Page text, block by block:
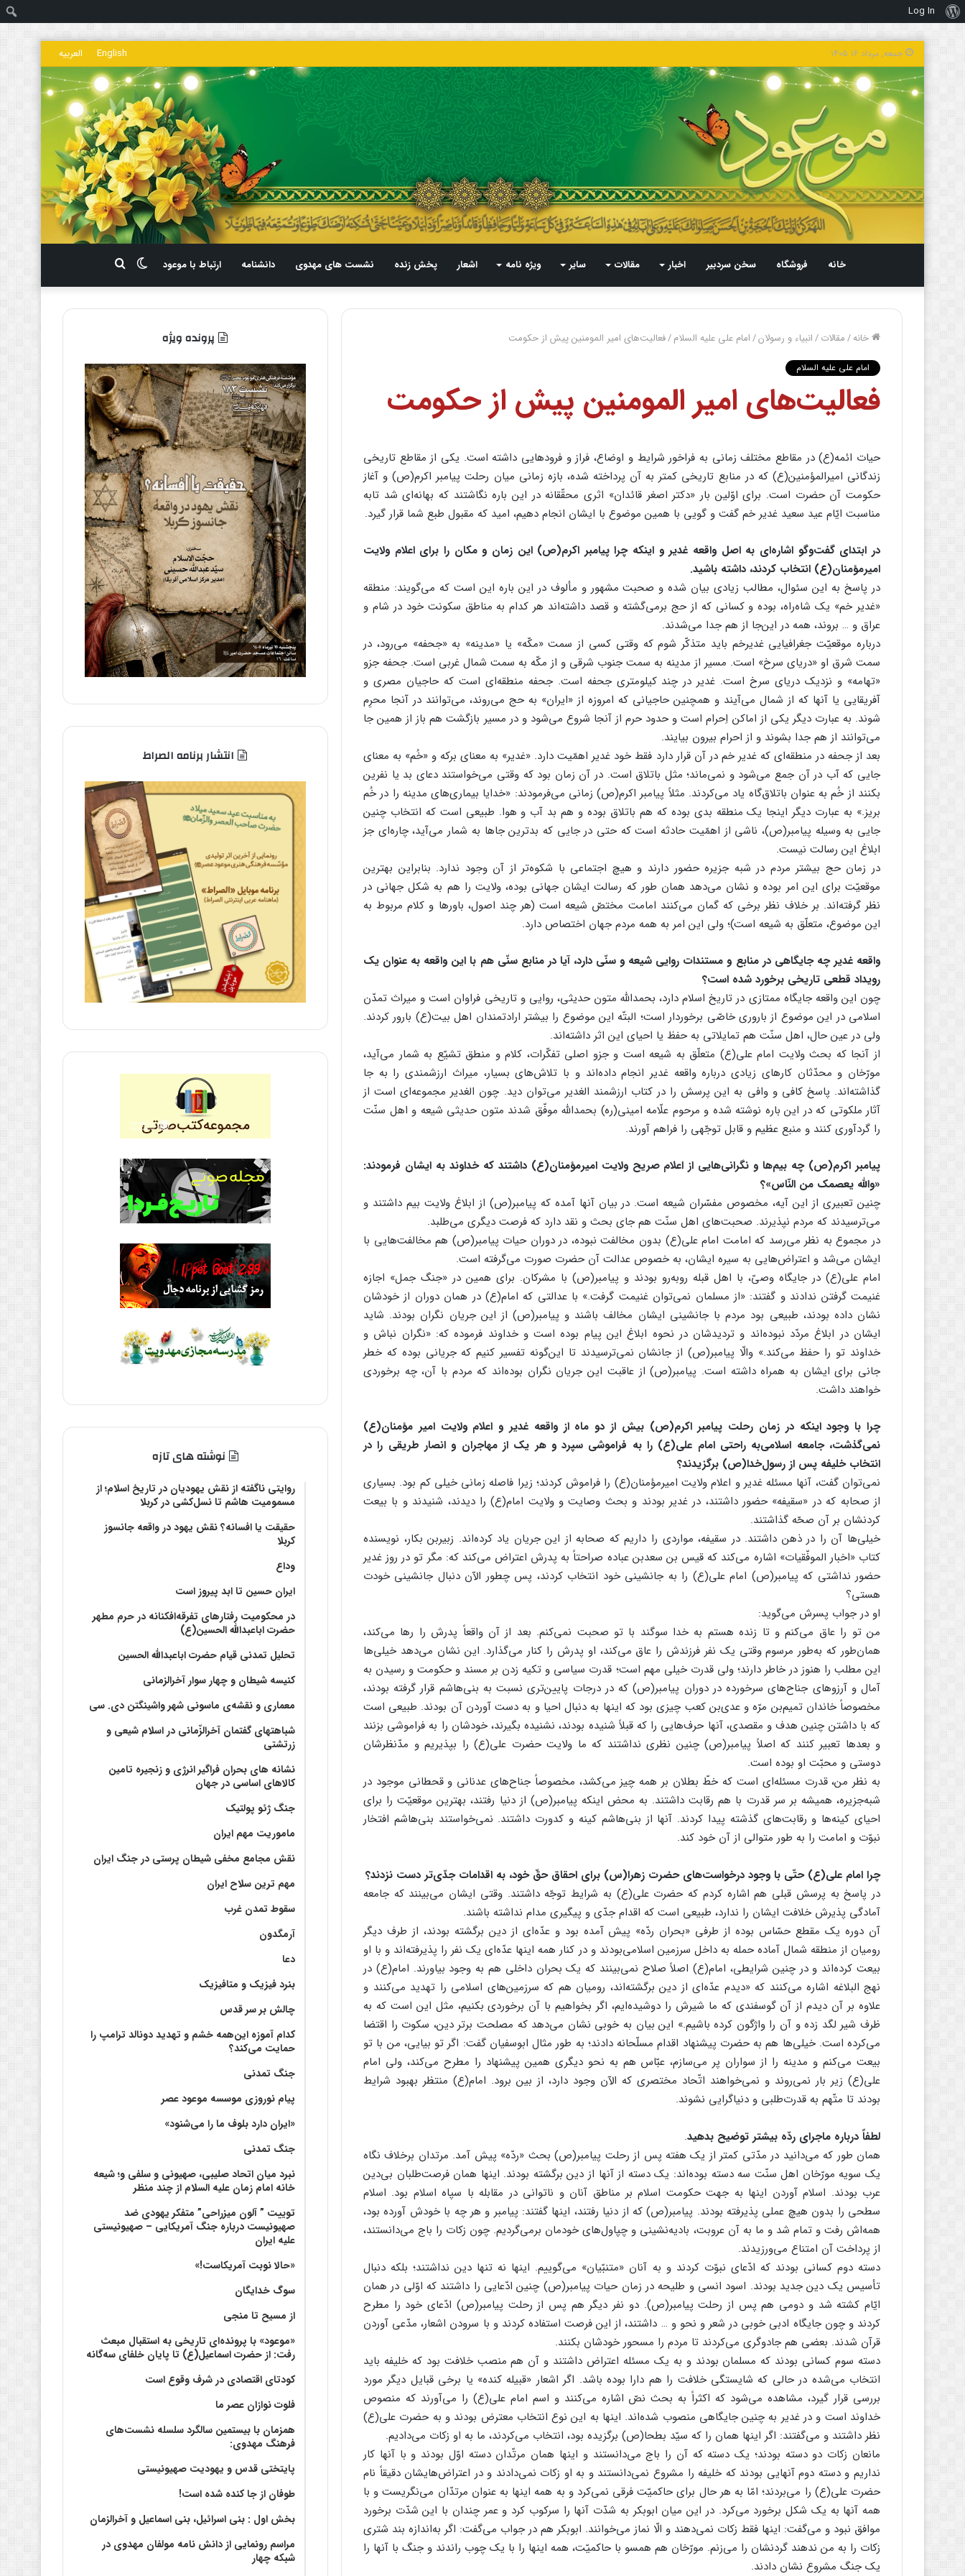
درباره
وردپرس
Log In
جمعه, مرداد ۱۶ ۱۴۰۵ English العربیه
خانه فروشگاه سخن سردبیر اخبار مقالات سایر ویژه نامه اشعار پخش زنده نشست های مهدوی دانشنامه ارتباط با موعود
برای
تغییر
پوسته
خانه/مقالات/انبیاء و رسولان/امام علی علیه السلام/فعالیت‌های امیر المومنین پیش از حکومت
امام علی علیه السلام
فعالیت‌های امیر المومنین پیش از حکومت
حیات ائمه(ع) در مقاطع مختلف زمانی به فراخور شرایط و اوضاع، فراز و فرودهایی داشته است. یکی از مقاطع تاریخی
زندگانی امیرالمؤمنین(ع) که در منابع تاریخی کمتر به آن پرداخته شده، بازه زمانی میان رحلت پیامبر اکرم(ص) و آغاز
حکومت آن حضرت است. برای اوّلین بار «دکتر اصغر قائدان» اثری محقّقانه در این باره نگاشتند که بهانه‌ای شد تابه
مناسبت ایّام عید سعید غدیر خم گفت و گویی با همین موضوع با ایشان انجام دهیم، امید که مقبول طبع شما قرار گیرد.
در ابتدای گفت‌وگو اشاره‌ای به اصل واقعه غدیر و اینکه چرا پیامبر اکرم(ص) این زمان و مکان را برای اعلام ولایت
امیرمؤمنان(ع) انتخاب کردند، داشته باشید.
در پاسخ به این سئوال، مطالب زیادی بیان شده و صحبت مشهور و مألوف در این باره این است که می‌گویند: منطقه
«غدیر خم» یک شاه‌راه، بوده و کسانی که از حج برمی‌گشته‌ و قصد داشته‌اند هر کدام به مناطق سکونت خود در شام و
عراق و … بروند، همه در این‌جا از هم جدا می‌شدند.
درباره موقعیّت جغرافیایی غدیرخم باید متذکّر شوم که وقتی کسی از سمت «مکّه» یا «مدینه» به «جحفه» می‌رود، در
سمت شرق او «دریای سرخ» است. مسیر از مدینه به سمت جنوب شرقی و از مکّه به سمت شمال غربی است. جحفه جزو
«تهامه» و نزدیک دریای سرخ است. غدیر در چند کیلومتری جحفه است. جحفه منطقه‌ای است که حاجیان مصری و
آفریقایی یا آنها که از شمال می‌آیند و همچنین حاجیانی که امروزه از «ایران» به حج می‌روند، می‌توانند در آنجا محرِم
شوند. به عبارت دیگر یکی از اماکن اِحرام است و حدود حرم از آنجا شروع می‌شود و در مسیر بازگشت هم باز از همین جا
می‌توانند از هم جدا بشوند و از احرام بیرون بیایند.
بعد از جحفه در منطقه‌ای که غدیر خم در آن قرار دارد فقط خود غدیر اهمّیت دارد. «غدیر» به معنای برکه‌ و «خُم» به معنای
جایی که آب در آن جمع می‌شود و نمی‌ماند؛ مثل باتلاق است. در آن زمان بود که وقتی می‌خواستند دعای بد یا نفرین
بکنند از خُم به عنوان باتلاق‌گاه یاد می‌کردند. مثلاً پیامبر اکرم(ص) زمانی می‌فرمودند: «خدایا بیماری‌های مدینه را در خُم
بریز.» به عبارت دیگر اینجا یک منطقه بدی بوده که هم باتلاق بوده و هم بد آب و هوا. طبیعی است که انتخاب چنین
جایی به وسیله پیامبر(ص)، ناشی از اهمّیت حادثه است که حتی در جایی که بدترین جاها به شمار می‌آید، چاره‌ای جز
ابلاغ این رسالت نیست.
در زمان حج بیشتر مردم در شبه جزیره حضور دارند و هیچ اجتماعی با شکوه‌تر از آن وجود ندارد. بنابراین بهترین
موقعیّت برای این امر بوده و نشان می‌دهد همان طور که رسالت ایشان جهانی بوده، ولایت را هم به شکل جهانی در
نظر گرفته‌اند. بر خلاف نظر برخی که گمان می‌کنند امامت مختصّ شیعه است (هر چند اصول، باورها و کلام مربوط به
این موضوع، متعلّق به شیعه است)؛ ولی این امر به همه مردم جهان اختصاص دارد.
واقعه غدیر چه جایگاهی در منابع و مستندات روایی شیعه و سنّی دارد، آیا در منابع سنّی هم با این واقعه به عنوان یک
رویداد قطعی تاریخی برخورد شده است؟
چون این واقعه جایگاه ممتازی در تاریخ اسلام دارد، بحمدالله متون حدیثی، روایی و تاریخی فراوان است و میراث تمدّن
اسلامی در این موضوع از باروری خاصّی برخوردار است؛ البتّه این موضوع را بیشتر ارادتمندان اهل بیت(ع) بارور کردند.
ولی در عین حال، اهل سنّت هم تمایلاتی به حفظ یا احیای این اثر داشته‌اند.
از آنجا که بحث ولایت امام علی(ع) متعلّق به شیعه است و جزو اصلی تفکّرات، کلام و منطق تشیّع به شمار می‌آید،
مورّخان و محدّثان کارهای زیادی درباره واقعه غدیر انجام داده‌اند و با تلاش‌های بسیار، میراث ارزشمندی را به جا
گذاشته‌اند. پاسخ کافی و وافی به این پرسش را در کتاب ارزشمند الغدیر می‌توان دید. چون الغدیر مجموعه‌ای است از
آثار ملکوتی که در این باره نوشته شده و مرحوم علّامه امینی(ره) بحمدالله موفّق شدند متون حدیثی شیعه و اهل سنّت
را گردآوری کنند و منبع عظیم و قابل توجّهی را فراهم آورند.
پیامبر اکرم(ص) چه بیم‌ها و نگرانی‌هایی از اعلام صریح ولایت امیرمؤمنان(ع) داشتند که خداوند به ایشان فرمودند:
«والله یعصمک من النّاس»؟
چنین تعبیری از این آیه، مخصوص مفسّران شیعه است. در بیان آنها آمده که پیامبر(ص) از ابلاغ ولایت بیم داشتند و
می‌ترسیدند که مردم نپذیرند. صحبت‌های اهل‌ سنّت هم جای بحث و نقد دارد که فرصت دیگری می‌طلبد.
در مجموع به نظر می‌رسد که امامت امام علی(ع) بدون مخالفت نبوده، در دوران حیات پیامبر(ص) هم مخالفت‌هایی با
ایشان می‌شد و اعتراض‌هایی به سیره ایشان، به خصوص عدالت آن حضرت صورت می‌گرفته است.
امام علی(ع) در جایگاه وصیّ، با اهل قبله روبه‌رو بودند و پیامبر(ص) با مشرکان. برای همین در «جنگ جمل» اجازه
غنیمت گرفتن ندادند و گفتند: «از مسلمان نمی‌توان غنیمت گرفت.» با عدالتی که امام(ع) در همان دوران از خودشان
نشان داده بودند، طبیعی بود مردم با جانشینی ایشان مخالف باشند و پیامبر(ص) از این جریان نگران بودند. شاید
ایشان در ابلاغ مردّد نبوده‌اند و تردیدشان در نحوه ابلاغ این پیام بوده است و خداوند فرموده که: «نگران نباش و
خداوند تو را حفظ می‌کند.» والّا پیامبر(ص) از جانشان نمی‌ترسیدند تا این‌گونه تفسیر کنیم که جریانی بوده که خطر
جانی برای ایشان به همراه داشته است. پیامبر(ص) از عاقبت این جریان نگران بوده‌اند که مردم با آن، چه برخوردی
خواهند داشت.
چرا با وجود اینکه در زمان رحلت پیامبر اکرم(ص) بیش از دو ماه از واقعه غدیر و اعلام ولایت امیر مؤمنان(ع)
نمی‌گذشت، جامعه اسلامی‌به راحتی امام علی(ع) را به فراموشی سپرد و هر یک از مهاجران و انصار طریقی را در
انتخاب خلیفه پس از رسول‌خدا(ص) برگزیدند؟
نمی‌توان گفت، آنها مسئله غدیر و اعلام ولایت امیرمؤمنان(ع) را فراموش کردند؛ زیرا فاصله زمانی خیلی کم بود. بسیاری
از صحابه که در «سقیفه» حضور داشتند، در غدیر بودند و بحث وصایت و ولایت امام(ع) را دیدند، شنیدند و با بیعت
کردنشان بر آن صحّه گذاشتند.
خیلی‌ها آن را در ذهن داشتند. در سقیفه، مواردی را داریم که صحابه از این جریان یاد کرده‌اند. زبیربن بکار، نویسنده
کتاب «اخبار الموفّقیات» اشاره می‌کند که قیس بن سعدبن عباده صراحتاً به پدرش اعتراض می‌کند که: مگر تو در روز غدیر
حضور نداشتی که پیامبر(ص) امام علی(ع) را به جانشینی خود انتخاب کردند، پس چطور الآن دنبال جانشینی خودت
هستی؟
او در جواب پسرش می‌گوید:
من تو را عاق می‌کنم و تا زنده هستم به خدا سوگند با تو صحبت نمی‌کنم. بعد از آن واقعاً پدرش را رها می‌کند،
همان‌طور که به‌طور مرسوم وقتی یک نفر فرزندش را عاق می‌کند، او پدرش را کنار می‌گذارد. این نشان می‌دهد خیلی‌ها
این مطلب را هنوز در خاطر دارند؛ ولی قدرت خیلی مهم است؛ قدرت سیاسی و تکیه زدن بر مسند و حکومت و رسیدن به
آمال و آرزوهای جناح‌های سرخورده در دوران پیامبر(ص) که در درجات پایین‌تری نسبت به بنی‌هاشم قرار گرفته بودند،
مخصوصاً خاندان تمیم‌بن مرّه و عدی‌بن کعب چیزی بود که اینها به دنبال احیا و به دست آوردن آن بودند. طبیعی است
که با داشتن چنین هدف و مقصدی، آنها حرف‌هایی را که قبلاً شنیده بودند، نشنیده بگیرند، خودشان را به فراموشی بزنند
و بعدها تعبیر کنند که اصلاً پیامبر(ص) چنین نظری نداشتند که ما ولایت حضرت علی(ع) را بپذیریم و مدّنظرشان
دوستی و محبّت او بوده است.
به نظر من، قدرت مسئله‌ای است که خطّ بطلان بر همه چیز می‌کشد، مخصوصاً جناح‌های عدنانی و قحطانی موجود در
شبه‌جزیره، همیشه بر سر قدرت با هم رقابت داشتند. به محض اینکه پیامبر(ص) از دنیا رفتند، بهترین موقعیّت را برای
احیای کینه‌ها و رقابت‌های گذشته پیدا کردند. آنها از بنی‌هاشم کینه و کدورت داشتند. نمی‌خواستند بنی‌هاشم افتخار
نبوّت و امامت را به طور متوالی از آن خود کند.
چرا امام علی(ع) حتّی با وجود درخواست‌های حضرت زهرا(س) برای احقاق حقّ خود، به اقدامات جدّی‌تر دست نزدند؟
در پاسخ به پرسش قبلی هم اشاره کردم که حضرت علی(ع) به شرایط توجّه داشتند. وقتی ایشان می‌بینند که جامعه
آمادگی پذیرش خلافت ایشان را ندارد، طبیعی است که اقدام جدّی و پیگیری مدام نداشته باشند.
آن دوره یک مقطع حسّاس بوده از طرفی «بحران ردّه» پیش آمده بود و عدّه‌ای از دین برگشته بودند، از طرف دیگر
رومیان از منطقه شمال آماده حمله به داخل سرزمین اسلامی‌بودند و در کنار همه اینها عدّه‌ای یک نفر را پذیرفته‌اند و با او
بیعت کرده‌اند و در چنین شرایطی، امام(ع) اصلاً صلاح نمی‌بینند که یک بحران داخلی هم به وجود بیاورند. امام(ع) در
نهج ‌البلاغه اشاره می‌کنند که «دیدم عدّه‌ای از دین برگشته‌اند، رومیان هم که سرزمین‌های اسلامی را تهدید می‌کنند و
علاوه بر آن دیدم از آن گوسفندی که ما شیرش را دوشیده‌ایم، اگر بخواهیم با آن برخوردی بکنیم، مثل این است که به
ظرف شیر لگد زده و آن را واژگون کرده باشیم.» این بیان به خوبی نشان می‌دهد که مصلحت برتر دین، سکوت را اقتضا
می‌کرده است. خیلی‌ها هم به حضرت پیشنهاد اقدام مسلّحانه دادند؛ به طور مثال ابوسفیان گفت: اگر تو بیایی، من با تو
بیعت می‌کنم و مدینه را از سواران پر می‌سازم، عبّاس هم به نحو دیگری همین پیشنهاد را مطرح می‌کند، ولی امام
علی(ع) زیر بار نمی‌روند و نمی‌خواهند اتّحاد مختصری که الآن وجود دارد، از بین برود. امام(ع) منتظر بهبود شرایط
بودند تا متّهم به قدرت‌طلبی و دنیاگرایی نشوند.
لطفاً درباره ماجرای ردّه بیشتر توضیح بدهید.
همان طور که می‌دانید در مدّتی کمتر از یک هفته پس از رحلت پیامبر(ص) بحث «ردّه» پیش آمد. مرتدان برخلاف نگاه
یک سویه مورّخان اهل سنّت سه دسته بوده‌اند: یک دسته از آنها از دین برگشته بودند. اینها همان فرصت‌طلبان بی‌دین
عرب بودند. اسلام آوردن اینها به جهت حکومت اسلام بر مناطق آنان و ناتوانی در مقابله با سپاه اسلام بود. اسلام
سطحی را بدون هیچ عملی پذیرفته بودند. پیامبر(ص) که از دنیا رفتند، اینها گفتند: پیامبر و هر چه با خودش آورده بود،
همه‌اش رفت و تمام شد و ما به آن عروبت، بادیه‌نشینی و چپاول‌های خودمان برمی‌گردیم. چون زکات را باج می‌دانستند،
از پرداخت آن امتناع می‌ورزیدند.
دسته دوم کسانی بودند که ادّعای نبوّت کردند و به آنان «متنبّیان» می‌‌گوییم. اینها نه تنها دین نداشتند؛ بلکه دنبال
تأسیس یک دین جدید بودند. اسود انسی و طلیحه در زمان حیات پیامبر(ص) چنین ادّعایی را داشتند که اوّلی در همان
ایّام کشته شد و دومی هم پس از رحلت پیامبر(ص). دو نفر دیگر هم پس از رحلت پیامبر(ص) ادّعای خود را مطرح
کردند و چون جایگاه ادبی خوبی در شعر و نحو و … داشتند، از این فرصت استفاده کردند و با سرودن اشعار، مدّعی آوردن
قرآن شدند. بعضی هم جادوگری می‌کردند تا مردم را مسحور خودشان بکنند.
دسته سوم کسانی بودند که مسلمان بودند و به یک مسئله اعتراض داشتند و آن هم منصب خلافت بود که خلیفه باید
انتخاب می‌شده در حالی که شایستگی خلافت را هم دارا بوده باشد. اگر اشعار «قبیله کنده» یا برخی قبایل دیگر مورد
بررسی قرار گیرد، مشاهده می‌شود که اکثراً به بحث نصّ اشاره می‌کنند و اسم امام علی(ع) را می‌آورند که منصوص
خداوند است و در غدیر به چنین جایگاهی منصوب شده‌اند. اینها به این نوع انتخاب معترض بودند و به حضرت علی(ع)
نظر داشتند و می‌گفتند: اگر اینها همان را که سیّد بطحا(ص) برگزیده بود، انتخاب می‌کردند، ما به او زکات می‌دادیم.
مانعان زکات دو دسته بودند؛ یک دسته که آن را باج می‌دانستند و اینها همان مرتّدان دسته اوّل بودند و با آنها کار
نداریم و دسته دوم آنهایی بودند که خلیفه را مشروع نمی‌دانستند و به او زکات نمی‌دادند و در اعتراض‌هایشان دقیقاً نام
حضرت علی(ع) را می‌بردند؛ امّا به هر حال برای حاکمیّت فرقی نمی‌کرد و به همه اینها به عنوان مرتدّان می‌نگریست و با
همه آنها به یک شکل برخورد می‌کرد. در این میان ابوبکر به شدّت آنها را سرکوب کرد و عمر چندان با این شدّت برخورد
موافق نبود و می‌گفت: اینها فقط زکات نمی‌دهند و الّا نماز می‌خوانند. ابوبکر هم در جواب می‌گفت: اگر به‌اندازه بند شتری
زکات را به من ندهند گردنشان را می‌زنم. مورّخان هم همسو با حاکمیّت، همه اینها را با یک چوب راندند و جنگ با آنها را
یک جنگ مشروع نشان دادند.
پرونده ویژه
انتشار برنامه الصراط
نوشته های تازه
روایتی ناگفته از نقش یهودیان در تاریخ اسلام؛ از
مسمومیت هاشم تا نسل‌کشی در کربلا
حقیقت یا افسانه؟‌ نقش یهود در واقعه جانسوز
کربلا
وداع
ایران حسین تا ابد پیروز است
در محکومیت رفتارهای تفرقه‌افکنانه در حرم مطهر
حضرت اباعبدالله الحسین(ع)
تحلیل تمدنی قیام حضرت اباعبدالله الحسین
کنیسه شیطان و چهار سوار آخرالزمانی
معماری و نقشه‌ی ماسونی شهر واشينگتن دی. سی
شباهتهای گفتمان آخر‌الزّمانی در اسلام شیعی و
زرتشتی
نشانه های بحران فراگیر انرژی و زنجیره تامین
کالاهای اساسی در جهان
جنگ ژئو پولتیک
ماموریت مهم ایران
نقش مجامع مخفی شیطان پرستی در جنگ ایران
مهم ترین سلاح ایران
سقوط تمدن غرب
آرمگدون
دعا
بنرد فیزیک و متافیزیک
چالش بر سر قدس
کدام آموزه این‌همه خشم و تهدید دونالد ترامپ را
حمایت می‌کند؟
جنگ تمدنی
پیام نوروزی موسسه موعود عصر
«ایران دارد بلوف ما را می‌شنود»
جنگ تمدنی
نبرد میان اتحاد صلیبی، صهیونی و سلفی و؛ شیعه
خانه امام زمان علیه السلام از چند منظر
توییت ” آلون میزراحی” متفکر یهودی ضد
صهیونیست درباره جنگ آمریکایی – صهیونیستی
علیه ایران
«حالا نوبت آمریکاست!»
سوگ خدایگان
از مسیح تا منجی
«موعود» با پرونده‌ای تاریخی به استقبال مبعث
رفت: از حضرت اسماعیل(ع) تا پایان خلفای سه‌گانه
کودتای اقتصادی در شرف وقوع است
فلوت نوازان عصر ما
همزمان با بیستمین سالگرد سلسله نشست‌های
فرهنگ مهدوی:‌
پایتختی قدس و یهودیت صهیونیستی
طوفان از جا کنده شده است!
بخش اول : بنی اسرائیل، بنی اسماعیل و آخرالزمان
مراسم رونمایی از دانش نامه مولفان مهدوی در
شبکه چهار